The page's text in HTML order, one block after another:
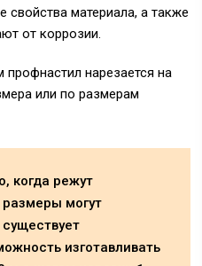
материала, а также
от коррозии.
профнастил нарезается на
или по размерам
когда режут
могут
существует
изготавливать